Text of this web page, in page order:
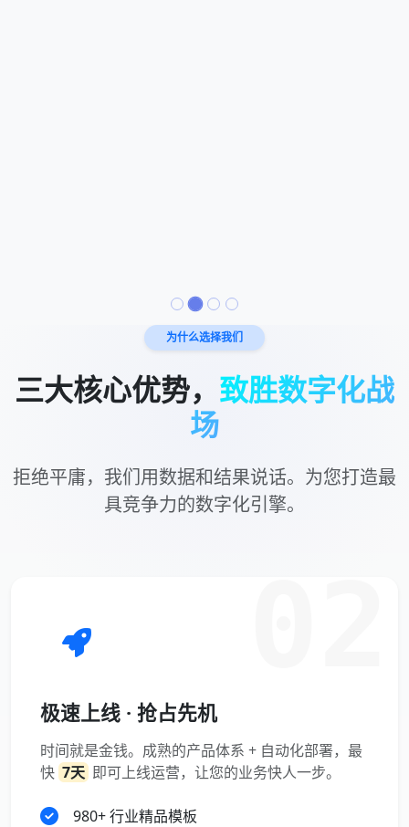
为什么选择我们
三大核心优势， 致胜数字化战
场
拒绝平庸，我们用数据和结果说话。为您打造最
具竞争力的数字化引擎。
极速上线 · 抢占先机
时间就是金钱。成熟的产品体系 + 自动化部署，最
快 7天 即可上线运营，让您的业务快人一步。
980+ 行业精品模板